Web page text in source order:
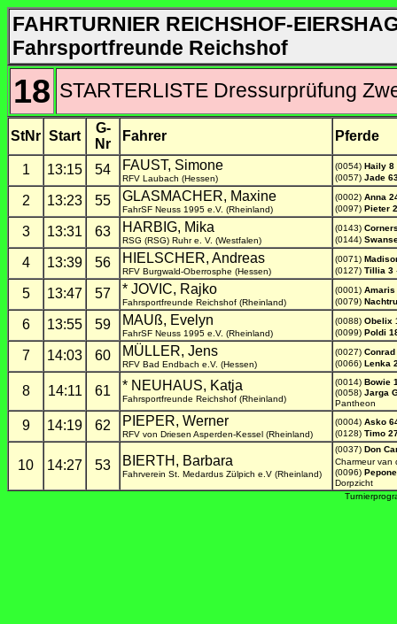
FAHRTURNIER REICHSHOF-
Fahrsportfreunde Reichshof
18 STARTERLISTE Dressurprüfung
StNr Start
G-
Nr
Fahrer Pferde
1 13:15 54 FAUST, Simone
RFV Laubach (Hessen)
(0054) Haily 8
(0057) Jade
2 13:23 55 GLASMACHER, Maxine
FahrSF Neuss 1995 e.V. (Rheinland)
(0002) Anna
(0097) Pieter
3 13:31 63 HARBIG, Mika
RSG (RSG) Ruhr e. V. (Westfalen)
(0143)
(0144)
4 13:39 56 HIELSCHER, Andreas
RFV Burgwald-Oberrosphe (Hessen)
(0071)
(0127) Tillia 3
5 13:47 57 * JOVIC, Rajko
Fahrsportfreunde Reichshof (Rheinland)
(0001) Amaris
(0079)
6 13:55 59 MAUß, Evelyn
FahrSF Neuss 1995 e.V. (Rheinland)
(0088) Obelix
(0099) Poldi
7 14:03 60 MÜLLER, Jens
RFV Bad Endbach e.V. (Hessen)
(0027) Conrad
(0066) Lenka
8 14:11 61 * NEUHAUS, Katja
Fahrsportfreunde Reichshof (Rheinland)
(0014) Bowie
(0058) Jarga
Pantheon
9 14:19 62 PIEPER, Werner
RFV von Driesen Asperden-Kessel (Rheinland)
(0004) Asko
(0128) Timo
10 14:27 53 BIERTH, Barbara
Fahrverein St. Medardus Zülpich e.V (Rheinland)
(0037) Don
Charmeur van
(0096)
Dorpzicht